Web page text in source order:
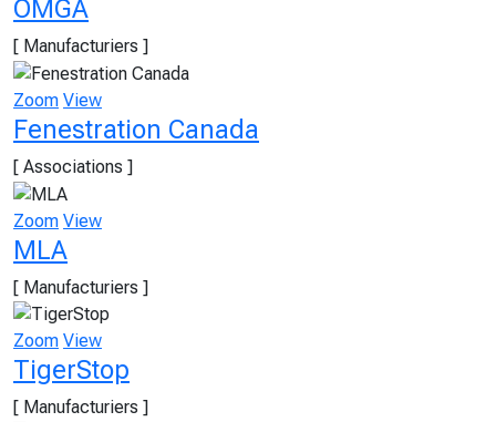
OMGA
[ Manufacturiers ]
Zoom View
Fenestration Canada
[ Associations ]
Zoom View
MLA
[ Manufacturiers ]
Zoom View
TigerStop
[ Manufacturiers ]